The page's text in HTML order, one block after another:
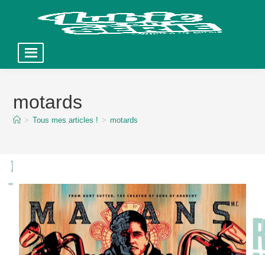
contentmotards
> Tous mes articles ! > motards